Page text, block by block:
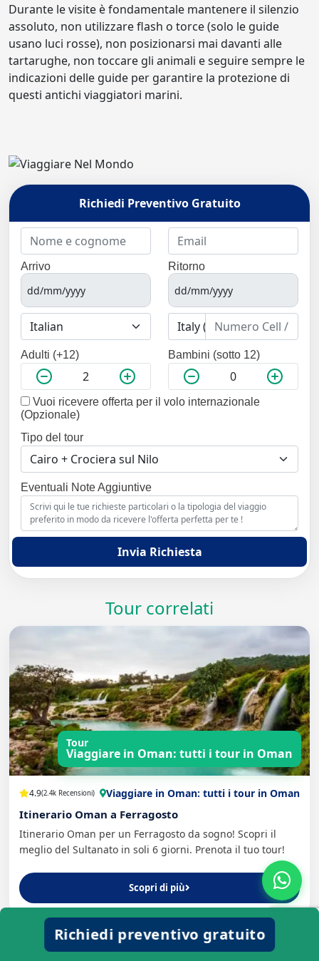
Durante le visite è fondamentale mantenere il silenzio
assoluto, non utilizzare flash o torce (solo le guide
usano luci rosse), non posizionarsi mai davanti alle
tartarughe, non toccare gli animali e seguire sempre le
indicazioni delle guide per garantire la protezione di
questi antichi viaggiatori marini.
Richiedi Preventivo Gratuito
Arrivo Ritorno
Adulti (+12) Bambini (sotto 12)
Vuoi ricevere offerta per il volo internazionale
(Opzionale)
Tipo del tour
Eventuali Note Aggiuntive
Invia Richiesta
Tour correlati
Tour
Viaggiare in Oman: tutti i tour in Oman
4.9(2.4k Recensioni) Viaggiare in Oman: tutti i tour in Oman
Itinerario Oman a Ferragosto
Itinerario Oman per un Ferragosto da sogno! Scopri il
meglio del Sultanato in soli 6 giorni. Prenota il tuo tour!
Scopri di più
Richiedi preventivo gratuito